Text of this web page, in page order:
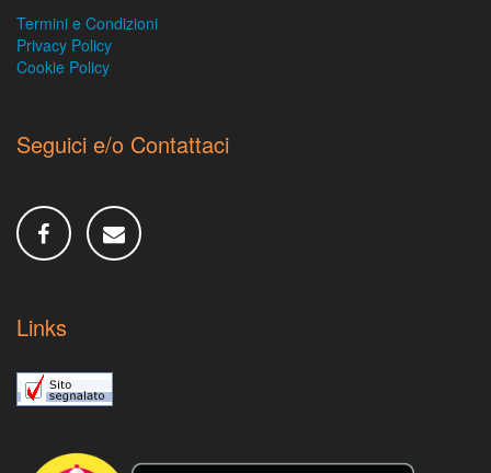
Termini e Condizioni
Privacy Policy
Cookie Policy
Seguici e/o Contattaci
Links